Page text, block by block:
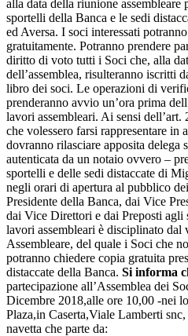
alla data della riunione assembleare
sportelli della Banca e le sedi
ed Aversa. I soci interessati
gratuitamente. Potranno prendere
diritto di voto tutti i Soci che, alla
dell’assemblea, risulteranno iscritti
libro dei soci. Le operazioni di
prenderanno avvio un’ora prima
lavori assembleari. Ai sensi
che volessero farsi rappresentare in
dovranno rilasciare apposita delega
autenticata da un notaio ovvero –
sportelli e delle sedi distaccate di
negli orari di apertura al pubblico
Presidente della Banca, dai Vice
dai Vice Direttori e dai Preposti
lavori assembleari è disciplinato dal
Assembleare, del quale i Soci che
potranno chiedere copia gratuita
distaccate della Banca. Si informa
partecipazione all’Assemblea dei
Dicembre 2018,alle ore 10,00 -nei
Plaza,in Caserta,Viale Lamberti
navetta che parte da: